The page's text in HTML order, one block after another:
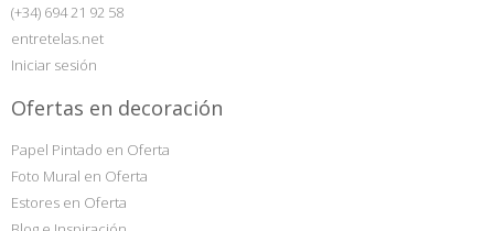
(+34) 694 21 92 58
entretelas.net
Iniciar sesión
Ofertas en decoración
Papel Pintado en Oferta
Foto Mural en Oferta
Estores en Oferta